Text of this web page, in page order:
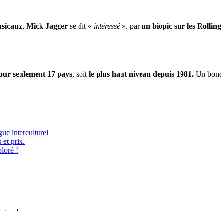
, Mick Jagger se dit « intéressé ». parun biopic sur les
seulement 17 pays, soit le plus haut niveau depuis 1981. Un
interculturel
et prix.
!